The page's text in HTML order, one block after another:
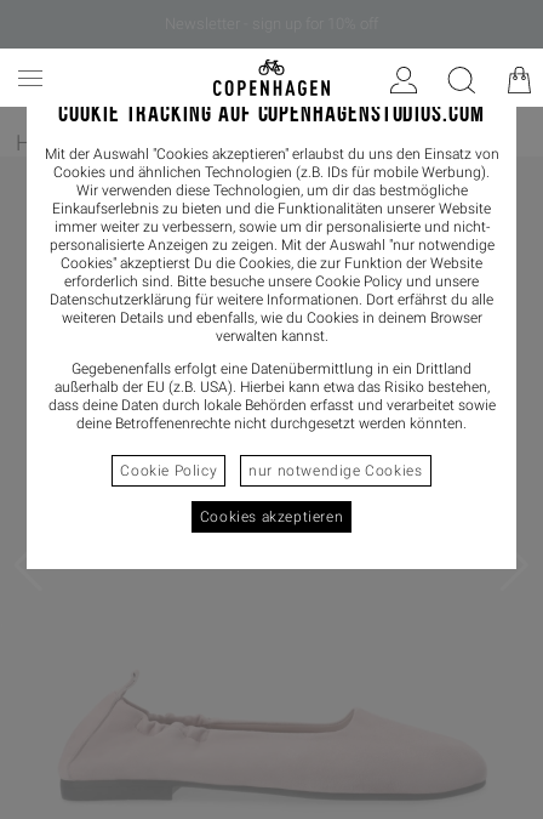
COOKIE TRACKING AUF COPENHAGENSTUDIOS.COM
Mit der Auswahl "Cookies akzeptieren" erlaubst du uns den Einsatz von
Cookies und ähnlichen Technologien (z.B. IDs für mobile Werbung).
Wir verwenden diese Technologien, um dir das bestmögliche
Einkaufserlebnis zu bieten und die Funktionalitäten unserer Website
immer weiter zu verbessern, sowie um dir personalisierte und nicht-
personalisierte Anzeigen zu zeigen. Mit der Auswahl "nur notwendige
Cookies" akzeptierst Du die Cookies, die zur Funktion der Website
erforderlich sind. Bitte besuche unsere Cookie Policy und unsere
Datenschutzerklärung für weitere Informationen. Dort erfährst du alle
weiteren Details und ebenfalls, wie du Cookies in deinem Browser
verwalten kannst.
Gegebenenfalls erfolgt eine Datenübermittlung in ein Drittland
außerhalb der EU (z.B. USA). Hierbei kann etwa das Risiko bestehen,
dass deine Daten durch lokale Behörden erfasst und verarbeitet sowie
deine Betroffenenrechte nicht durchgesetzt werden könnten.
Cookie Policy nur notwendige Cookies
Cookies akzeptieren
Home / Damen/ Ballerina